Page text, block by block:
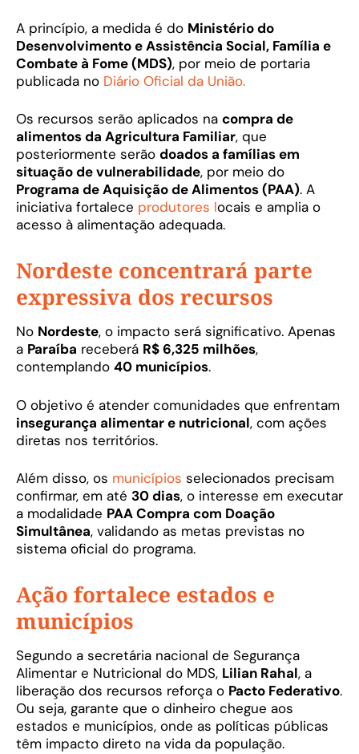
A princípio, a medida é do Ministério do
Desenvolvimento e Assistência Social, Família e
Combate à Fome (MDS), por meio de portaria
publicada no Diário Oficial da União.
Os recursos serão aplicados na compra de
alimentos da Agricultura Familiar, que
posteriormente serão doados a famílias em
situação de vulnerabilidade, por meio do
Programa de Aquisição de Alimentos (PAA). A
iniciativa fortalece produtores locais e amplia o
acesso à alimentação adequada.
Nordeste concentrará parte
expressiva dos recursos
No Nordeste, o impacto será significativo. Apenas
a Paraíba receberá R$ 6,325 milhões,
contemplando 40 municípios.
O objetivo é atender comunidades que enfrentam
insegurança alimentar e nutricional, com ações
diretas nos territórios.
Além disso, os municípios selecionados precisam
confirmar, em até 30 dias, o interesse em executar
a modalidade PAA Compra com Doação
Simultânea, validando as metas previstas no
sistema oficial do programa.
Ação fortalece estados e
municípios
Segundo a secretária nacional de Segurança
Alimentar e Nutricional do MDS, Lilian Rahal, a
liberação dos recursos reforça o Pacto Federativo.
Ou seja, garante que o dinheiro chegue aos
estados e municípios, onde as políticas públicas
têm impacto direto na vida da população.